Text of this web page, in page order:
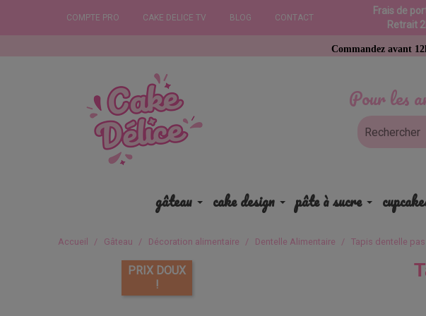
COMPTE PRO CAKE DELICE TV BLOG CONTACT
Frais de
Retrait
Pour les
Commandez avant 12h,
gâteau cake design pâte à sucre
Accueil Gâteau Décoration alimentaire Dentelle Alimentaire Tapis dentelle
PRIX DOUX
!